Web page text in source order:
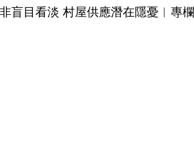
盲目看淡 村屋供應潛在隱憂︳專欄